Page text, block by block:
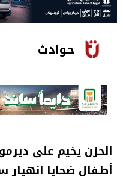
حوادث
الحزن يخيم على
أطفال ضحايا انهيار